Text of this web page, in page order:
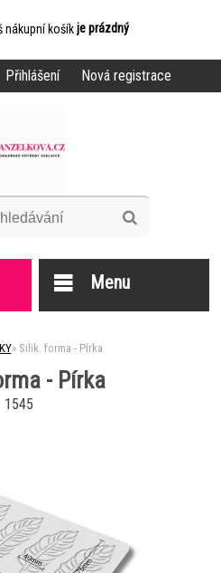
Přihlášení Nová registrace
nákupní košíkje prázdný
Menu
» Silik. forma - Pírka
- Pírka
1545